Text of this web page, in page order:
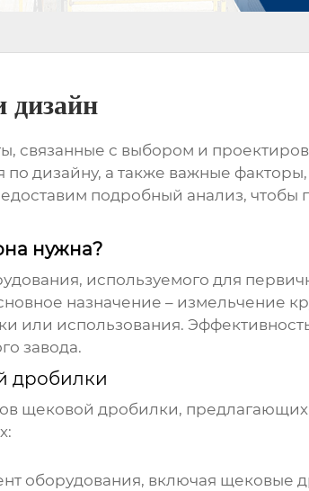
дизайн
связанные с выбором и
дизайну, а также важные
подробный анализ,
нужна?
используемого для
назначение – измельчение
или использования.
завода.
дробилки
щековой дробилки,
оборудования, включая щековые